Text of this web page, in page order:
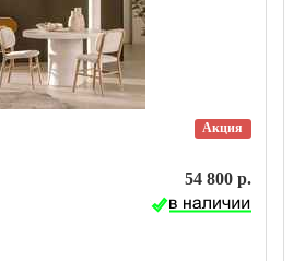
Акция
54 800 р.